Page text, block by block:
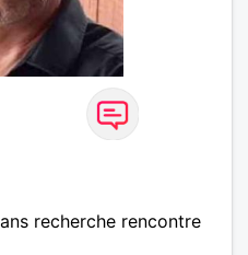
recherche rencontre